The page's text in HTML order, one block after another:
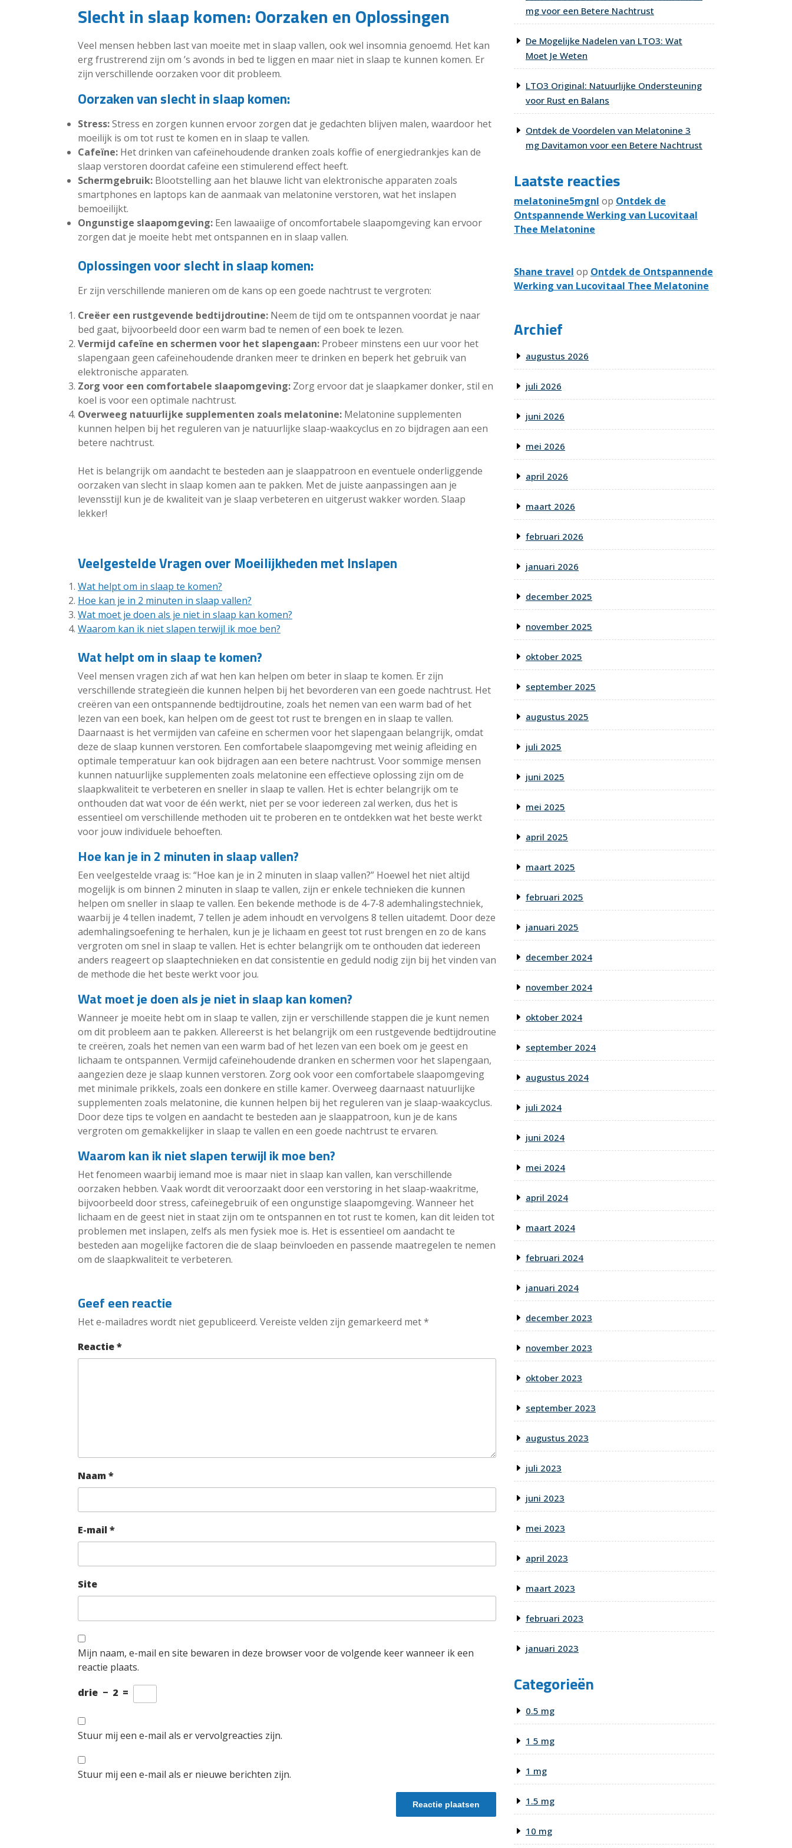
Slecht in slaap komen: Oorzaken en Oplossingen
Veel mensen hebben last van moeite met in slaap vallen, ook wel insomnia genoemd. Het kan
erg frustrerend zijn om ’s avonds in bed te liggen en maar niet in slaap te kunnen komen. Er
zijn verschillende oorzaken voor dit probleem.
Oorzaken van slecht in slaap komen:
Stress:Stress en zorgen kunnen ervoor zorgen dat je gedachten blijven malen, waardoor het
moeilijk is om tot rust te komen en in slaap te vallen.
Cafeïne: Het drinken van cafeïnehoudende dranken zoals koffie of energiedrankjes kan de
slaap verstoren doordat cafeïne een stimulerend effect heeft.
Schermgebruik: Blootstelling aan het blauwe licht van elektronische apparaten zoals
smartphones en laptops kan de aanmaak van melatonine verstoren, wat het inslapen
bemoeilijkt.
Ongunstige slaapomgeving: Een lawaaiige of oncomfortabele slaapomgeving kan ervoor
zorgen dat je moeite hebt met ontspannen en in slaap vallen.
Oplossingen voor slecht in slaap komen:
Er zijn verschillende manieren om de kans op een goede nachtrust te vergroten:
Creëer een rustgevende bedtijdroutine: Neem de tijd om te ontspannen voordat je naar
bed gaat, bijvoorbeeld door een warm bad te nemen of een boek te lezen.
Vermijd cafeïne en schermen voor het slapengaan: Probeer minstens een uur voor het
slapengaan geen cafeïnehoudende dranken meer te drinken en beperk het gebruik van
elektronische apparaten.
Zorg voor een comfortabele slaapomgeving: Zorg ervoor dat je slaapkamer donker, stil en
koel is voor een optimale nachtrust.
Overweeg natuurlijke supplementen zoals melatonine: Melatonine supplementen
kunnen helpen bij het reguleren van je natuurlijke slaap-waakcyclus en zo bijdragen aan een
betere nachtrust.
Het is belangrijk om aandacht te besteden aan je slaappatroon en eventuele onderliggende
oorzaken van slecht in slaap komen aan te pakken. Met de juiste aanpassingen aan je
levensstijl kun je de kwaliteit van je slaap verbeteren en uitgerust wakker worden. Slaap
lekker!
Veelgestelde Vragen over Moeilijkheden met Inslapen
Wat helpt om in slaap te komen?
Hoe kan je in 2 minuten in slaap vallen?
Wat moet je doen als je niet in slaap kan komen?
Waarom kan ik niet slapen terwijl ik moe ben?
Wat helpt om in slaap te komen?
Veel mensen vragen zich af wat hen kan helpen om beter in slaap te komen. Er zijn
verschillende strategieën die kunnen helpen bij het bevorderen van een goede nachtrust. Het
creëren van een ontspannende bedtijdroutine, zoals het nemen van een warm bad of het
lezen van een boek, kan helpen om de geest tot rust te brengen en in slaap te vallen.
Daarnaast is het vermijden van cafeïne en schermen voor het slapengaan belangrijk, omdat
deze de slaap kunnen verstoren. Een comfortabele slaapomgeving met weinig afleiding en
optimale temperatuur kan ook bijdragen aan een betere nachtrust. Voor sommige mensen
kunnen natuurlijke supplementen zoals melatonine een effectieve oplossing zijn om de
slaapkwaliteit te verbeteren en sneller in slaap te vallen. Het is echter belangrijk om te
onthouden dat wat voor de één werkt, niet per se voor iedereen zal werken, dus het is
essentieel om verschillende methoden uit te proberen en te ontdekken wat het beste werkt
voor jouw individuele behoeften.
Hoe kan je in 2 minuten in slaap vallen?
Een veelgestelde vraag is: “Hoe kan je in 2 minuten in slaap vallen?” Hoewel het niet altijd
mogelijk is om binnen 2 minuten in slaap te vallen, zijn er enkele technieken die kunnen
helpen om sneller in slaap te vallen. Een bekende methode is de 4-7-8 ademhalingstechniek,
waarbij je 4 tellen inademt, 7 tellen je adem inhoudt en vervolgens 8 tellen uitademt. Door deze
ademhalingsoefening te herhalen, kun je je lichaam en geest tot rust brengen en zo de kans
vergroten om snel in slaap te vallen. Het is echter belangrijk om te onthouden dat iedereen
anders reageert op slaaptechnieken en dat consistentie en geduld nodig zijn bij het vinden van
de methode die het beste werkt voor jou.
Wat moet je doen als je niet in slaap kan komen?
Wanneer je moeite hebt om in slaap te vallen, zijn er verschillende stappen die je kunt nemen
om dit probleem aan te pakken. Allereerst is het belangrijk om een rustgevende bedtijdroutine
te creëren, zoals het nemen van een warm bad of het lezen van een boek om je geest en
lichaam te ontspannen. Vermijd cafeïnehoudende dranken en schermen voor het slapengaan,
aangezien deze je slaap kunnen verstoren. Zorg ook voor een comfortabele slaapomgeving
met minimale prikkels, zoals een donkere en stille kamer. Overweeg daarnaast natuurlijke
supplementen zoals melatonine, die kunnen helpen bij het reguleren van je slaap-waakcyclus.
Door deze tips te volgen en aandacht te besteden aan je slaappatroon, kun je de kans
vergroten om gemakkelijker in slaap te vallen en een goede nachtrust te ervaren.
Waarom kan ik niet slapen terwijl ik moe ben?
Het fenomeen waarbij iemand moe is maar niet in slaap kan vallen, kan verschillende
oorzaken hebben. Vaak wordt dit veroorzaakt door een verstoring in het slaap-waakritme,
bijvoorbeeld door stress, cafeïnegebruik of een ongunstige slaapomgeving. Wanneer het
lichaam en de geest niet in staat zijn om te ontspannen en tot rust te komen, kan dit leiden tot
problemen met inslapen, zelfs als men fysiek moe is. Het is essentieel om aandacht te
besteden aan mogelijke factoren die de slaap beïnvloeden en passende maatregelen te nemen
om de slaapkwaliteit te verbeteren.
Geef een reactie
Het e-mailadres wordt niet gepubliceerd. Vereiste velden zijn gemarkeerd met*
Reactie*
Naam *
E-mail *
Site
Mijn naam, e-mail en site bewaren in deze browser voor de volgende keer wanneer ik een
reactie plaats.
drie − 2 =
Stuur mij een e-mail als er vervolgreacties zijn.
Stuur mij een e-mail als er nieuwe berichten zijn.
mg voor een Betere Nachtrust
De Mogelijke Nadelen van LTO3: Wat
Moet Je Weten
LTO3 Original: Natuurlijke Ondersteuning
voor Rust en Balans
Ontdek de Voordelen van Melatonine 3
mg Davitamon voor een Betere Nachtrust
Laatste reacties
melatonine5mgnl op Ontdek de
Ontspannende Werking van Lucovitaal
Thee Melatonine
Shane travel op Ontdek de Ontspannende
Werking van Lucovitaal Thee Melatonine
Archief
augustus 2026
juli 2026
juni 2026
mei 2026
april 2026
maart 2026
februari 2026
januari 2026
december 2025
november 2025
oktober 2025
september 2025
augustus 2025
juli 2025
juni 2025
mei 2025
april 2025
maart 2025
februari 2025
januari 2025
december 2024
november 2024
oktober 2024
september 2024
augustus 2024
juli 2024
juni 2024
mei 2024
april 2024
maart 2024
februari 2024
januari 2024
december 2023
november 2023
oktober 2023
september 2023
augustus 2023
juli 2023
juni 2023
mei 2023
april 2023
maart 2023
februari 2023
januari 2023
Categorieën
0.5 mg
1 5 mg
1 mg
1.5 mg
10 mg